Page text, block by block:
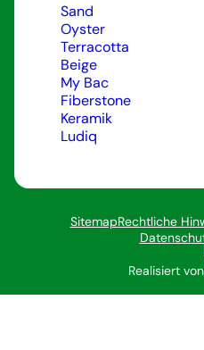
Sand
Oyster
Terracotta
Beige
My Bac
Fiberstone
Keramik
Ludiq
SitemapRechtliche
Realisiert von